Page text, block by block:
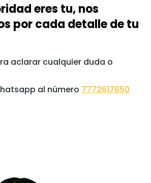
eres tu, nos
por cada detalle de tu
aclarar cualquier duda o
al número 7772617650